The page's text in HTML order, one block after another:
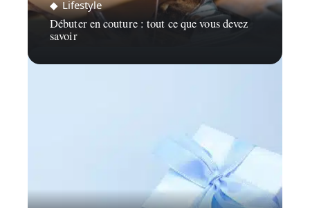
Lifestyle
Débuter en couture : tout ce que vous devez
savoir